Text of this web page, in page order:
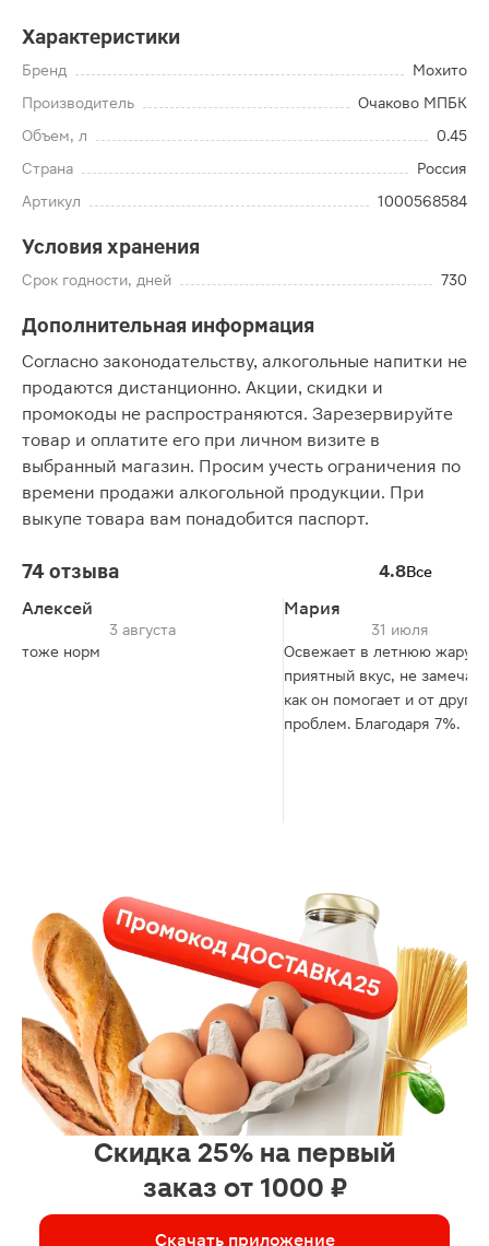
Характеристики
Бренд
Мохито
Производитель
Очаково МПБК
Объем, л
0.45
Страна
Россия
Артикул
1000568584
Условия хранения
Срок годности, дней 730
Дополнительная информация
Согласно законодательству, алкогольные напитки не
продаются дистанционно. Акции, скидки и
промокоды не распространяются. Зарезервируйте
товар и оплатите его при личном визите в
выбранный магазин. Просим учесть ограничения по
времени продажи алкогольной продукции. При
выкупе товара вам понадобится паспорт.
74 отзыва 4.8Все
Алексей
3 августа
тоже норм
Мария
31 июля
Освежает в летнюю жару,
приятный вкус, не
как он помогает и от других
проблем. Благодаря 7%.
Скидка 25% на первый
заказ от 1000 ₽
Скачать приложение